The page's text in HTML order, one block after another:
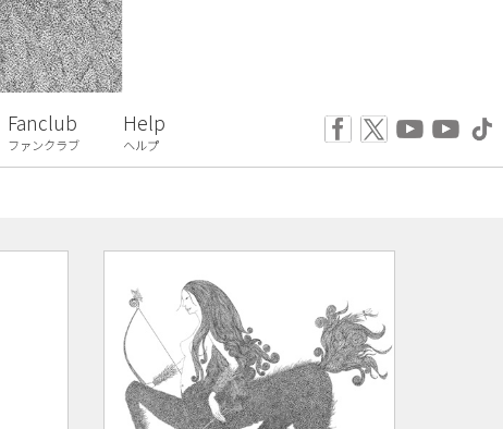
Fanclub
ファンクラブ
Help
ヘルプ